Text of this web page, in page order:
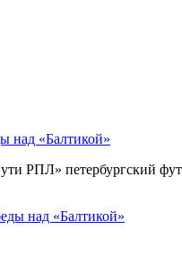
над «Балтикой»
РПЛ» петербургский